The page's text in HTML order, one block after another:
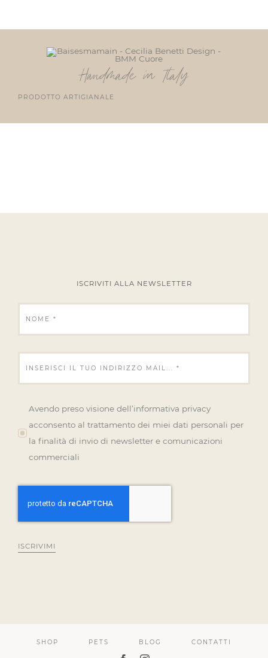
Handmade in Italy
PRODOTTO ARTIGIANALE
ISCRIVITI ALLA NEWSLETTER
Avendo preso visione dell’informativa privacy
acconsento al trattamento dei miei dati personali per
la finalità di invio di newsletter e comunicazioni
commerciali
ISCRIVIMI
SHOP PETS BLOG CONTATTI